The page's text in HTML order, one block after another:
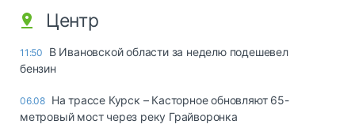
Центр
11:50
В Ивановской области за неделю подешевел
бензин
06.08 На трассе Курск – Касторное обновляют 65-
метровый мост через реку Грайворонка